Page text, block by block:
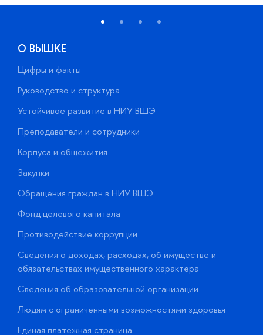
О ВЫШКЕ
Цифры и факты
Руководство и структура
Устойчивое развитие в НИУ ВШЭ
Преподаватели и сотрудники
Корпуса и общежития
Закупки
Обращения граждан в НИУ ВШЭ
Фонд целевого капитала
Противодействие коррупции
Сведения о доходах, расходах, об имуществе и
обязательствах имущественного характера
Сведения об образовательной организации
Людям с ограниченными возможностями здоровья
Единая платежная страница